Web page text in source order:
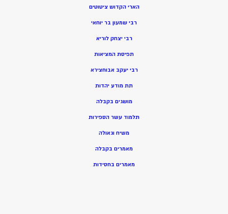
הארי הקדוש ציטוטים
רבי שמעון בר יוחאי
רבי יצחק לוריא
תפיסת המציאות
רבי יעקב אבוחצירא
תת מודע יהדות
מושגים בקבלה
תלמוד עשר הספירות
משיח וגאולה
מאמרים בקבלה
מאמרים בחסידות